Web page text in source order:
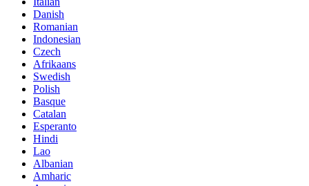
Danish
Romanian
Indonesian
Czech
Afrikaans
Swedish
Polish
Basque
Catalan
Esperanto
Hindi
Lao
Albanian
Amharic